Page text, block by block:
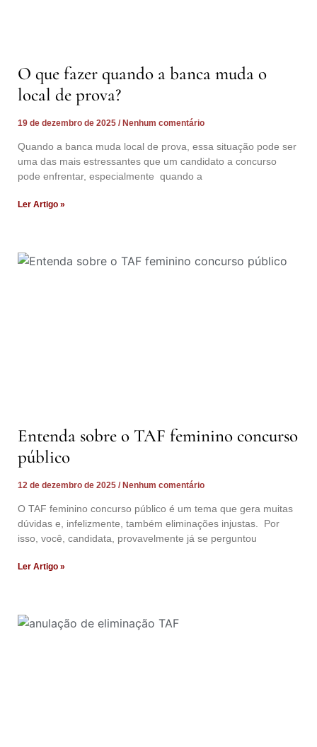
O que fazer quando a banca muda o
local de prova?
19 de dezembro de 2025 Nenhum comentário
Quando a banca muda local de prova, essa situação pode ser
uma das mais estressantes que um candidato a concurso
pode enfrentar, especialmente quando a
Ler Artigo »
Entenda sobre o TAF feminino concurso
público
12 de dezembro de 2025 Nenhum comentário
O TAF feminino concurso público é um tema que gera muitas
dúvidas e, infelizmente, também eliminações injustas. Por
isso, você, candidata, provavelmente já se perguntou
Ler Artigo »